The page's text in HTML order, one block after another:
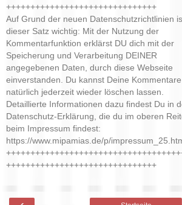
+++++++++++++++++++++++++++++++
Auf Grund der neuen Datenschutzrichtlinien
dieser Satz wichtig: Mit der Nutzung der
Kommentarfunktion erklärst DU dich mit der
Speicherung und Verarbeitung DEINER
angegebenen Daten, durch diese Webseite
einverstanden. Du kannst Deine Kommentare
natürlich jederzeit wieder löschen lassen.
Detaillierte Informationen dazu findest Du in
Datenschutz-Erklärung, die du im oberen
beim Impressum findest:
https://www.mipamias.de/p/
+++++++++++++++++++++++++++++++